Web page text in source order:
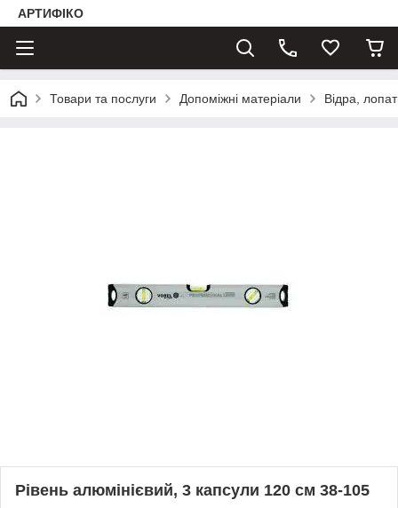
АРТИФІКО
Товари та послуги Допоміжні матеріали Відра,
Рівень алюмінієвий, 3 капсули 120 см 38-105